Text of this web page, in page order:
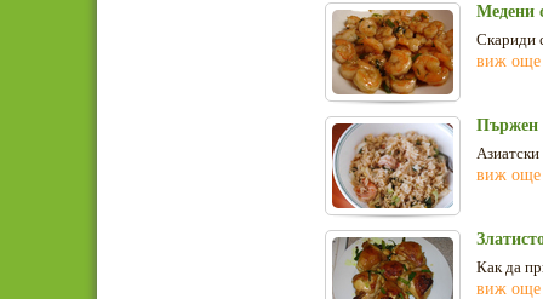
Медени
Скариди
виж още
Пържен
виж още
Как да
виж още